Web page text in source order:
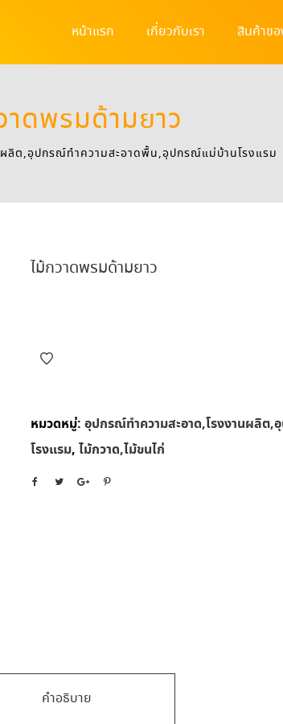
หน้าแรก เกี่ยวกับเรา สินค้าขอ
าดพรมด้ามยาว
ลิต,อุปกรณ์ทําความสะอาดพื้น,อุปกรณ์แม่บ้านโรงแรม
ไม้กวาดพรมด้ามยาว
หมวดหมู่: อุปกรณ์ทําความสะอาด,โรงงานผลิต
โรงแรม, ไม้กวาด,ไม้ขนไก่
คำอธิบาย